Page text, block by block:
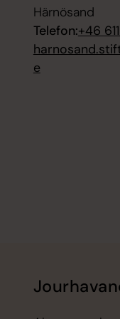
Härnösand
Telefon:+46
e